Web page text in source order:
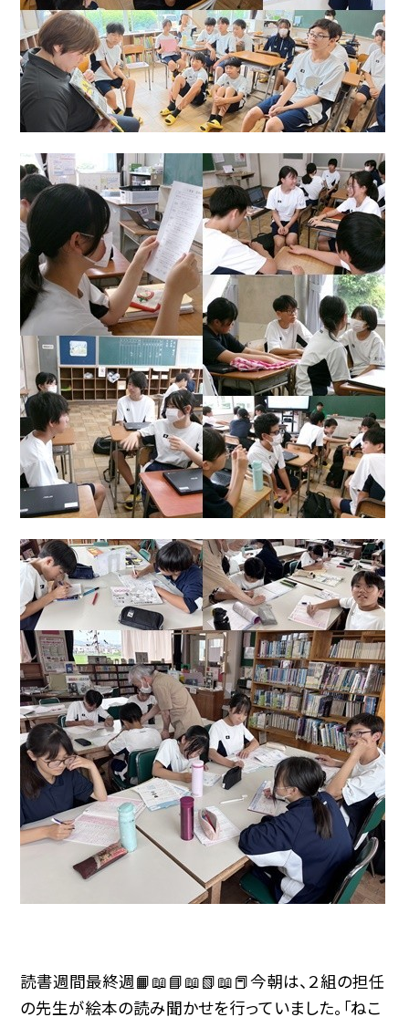
読書週間最終週📙📖📘📖📗📖📕今朝は、２組の担任
の先生が絵本の読み聞かせを行っていました。「ねこ